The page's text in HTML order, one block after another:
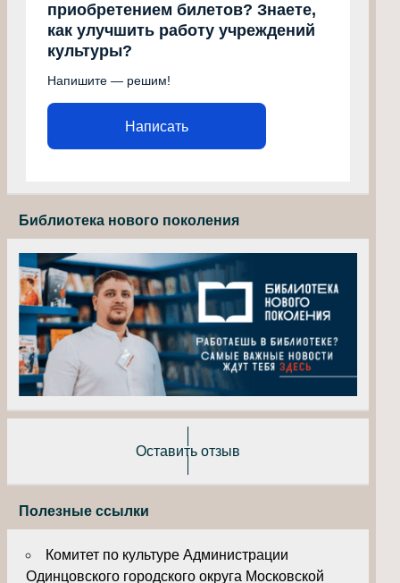
приобретением билетов? Знаете,
как улучшить работу учреждений
культуры?
Напишите — решим!
Написать
Библиотека нового поколения
Оставить отзыв
Полезные ссылки
Комитет по культуре Администрации
Одинцовского городского округа Московской